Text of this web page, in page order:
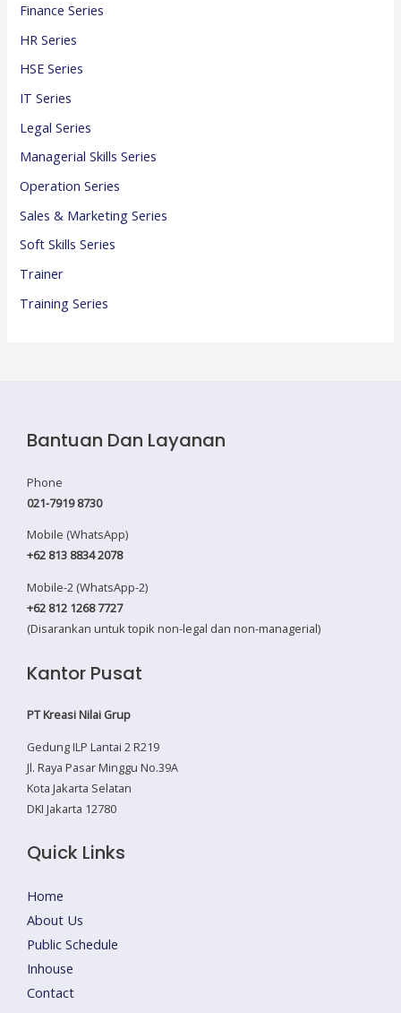
Finance Series
HR Series
HSE Series
IT Series
Legal Series
Managerial Skills Series
Operation Series
Sales & Marketing Series
Soft Skills Series
Trainer
Training Series
Bantuan Dan Layanan
Phone
021-7919 8730
Mobile (WhatsApp)
+62 813 8834 2078
Mobile-2 (WhatsApp-2)
+62 812 1268 7727
(Disarankan untuk topik non-legal dan non-managerial)
Kantor Pusat
PT Kreasi Nilai Grup
Gedung ILP Lantai 2 R219
Jl. Raya Pasar Minggu No.39A
Kota Jakarta Selatan
DKI Jakarta 12780
Quick Links
Home
About Us
Public Schedule
Inhouse
Contact